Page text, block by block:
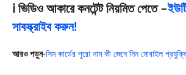
ℹ️ ভিডিও আকারে কনটেন্ট নিয়মিত পেতে –
সাবস্ক্রাইব করুন!
আরও পড়ুন-সিম কার্ডের পুরো নাম কী জেনে নিন মোবাইল